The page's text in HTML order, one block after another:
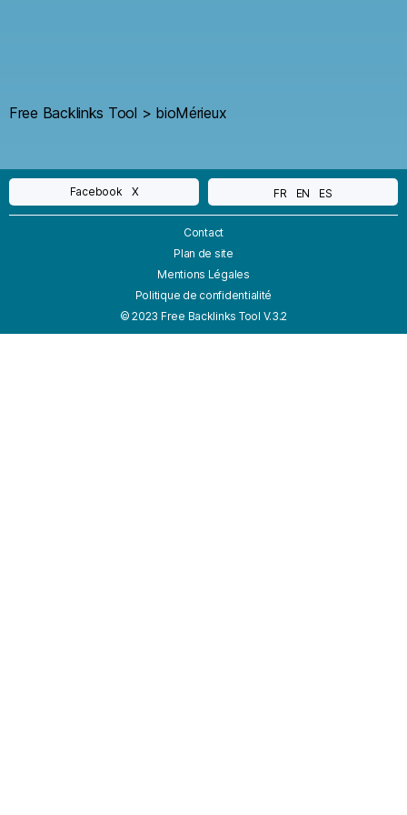
Free Backlinks Tool > bioMérieux
Facebook X FR EN ES
© 2023 Free Backlinks Tool V.3.2
Contact
Plan de site
Mentions Légales
Politique de confidentialité